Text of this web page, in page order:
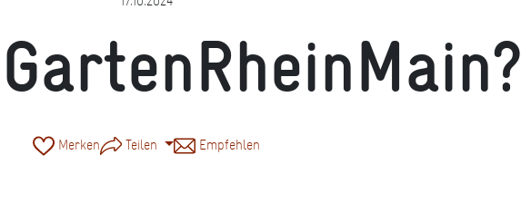
Merken Teilen Empfehlen